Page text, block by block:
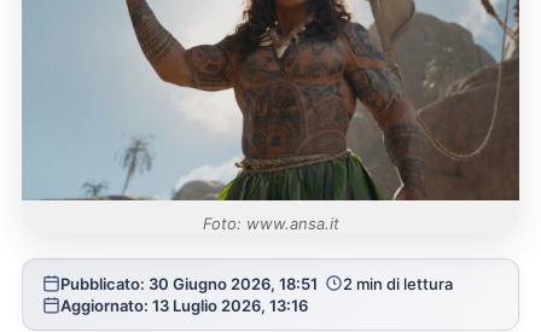
Foto: www.ansa.it
Pubblicato: 30 Giugno 2026, 18:51
2 min di lettura
Aggiornato: 13 Luglio 2026, 13:16